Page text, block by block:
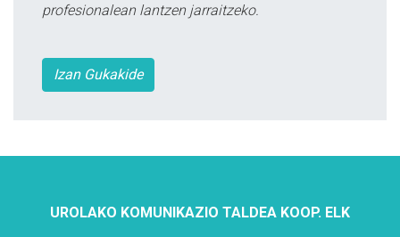
profesionalean lantzen jarraitzeko.
Izan Gukakide
UROLAKO KOMUNIKAZIO TALDEA KOOP. ELK